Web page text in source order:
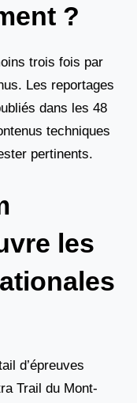
?
trois fois par
Les reportages
dans les 48
techniques
pertinents.
les
d’épreuves
Trail du Mont-